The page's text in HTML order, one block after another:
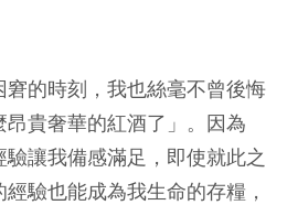
的時刻，我也絲毫不曾後悔
昂貴奢華的紅酒了」。因為
驗讓我備感滿足，即使就此之
驗也能成為我生命的存糧，